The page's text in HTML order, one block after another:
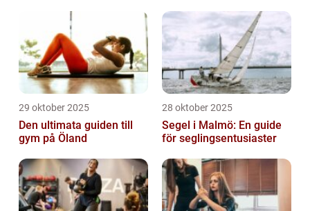
29 oktober 2025
Den ultimata guiden till
gym på Öland
28 oktober 2025
Segel i Malmö: En guide
för seglingsentusiaster